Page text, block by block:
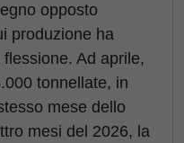
opposto
produzione ha
Ad aprile,
tonnellate, in
mese dello
mesi del 2026, la